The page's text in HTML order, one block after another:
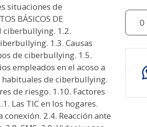
situaciones de
BÁSICOS DE
ciberbullying. 1.2.
1.3. Causas
de ciberbullying. 1.5.
empleados en el acoso a
habituales de ciberbullying.
de riesgo. 1.10. Factores
Las TIC en los hogares.
conexión. 2.4. Reacción ante